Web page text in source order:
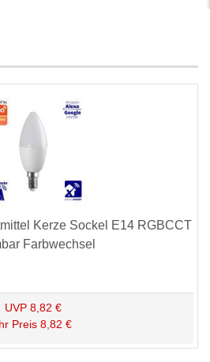
Kerze Sockel E14 RGBCCT
Farbwechsel
UVP 8,82 €
Preis 8,82 €